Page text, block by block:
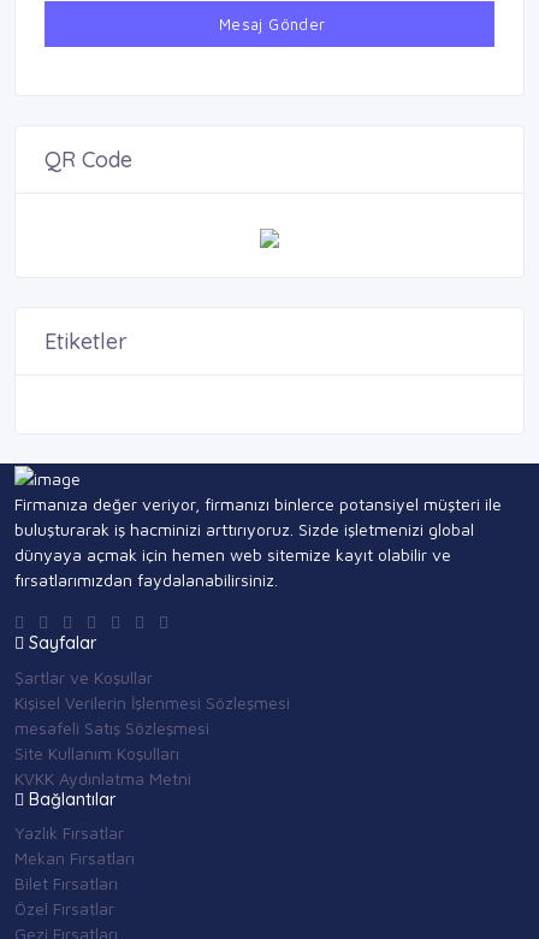
Mesaj Gönder
QR Code
Etiketler
Firmanıza değer veriyor, firmanızı binlerce potansiyel müşteri ile
buluşturarak iş hacminizi arttırıyoruz. Sizde işletmenizi global
dünyaya açmak için hemen web sitemize kayıt olabilir ve
fırsatlarımızdan faydalanabilirsiniz.
Sayfalar
Şartlar ve Koşullar
Kişisel Verilerin İşlenmesi Sözleşmesi
mesafeli Satış Sözleşmesi
Site Kullanım Koşulları
KVKK Aydınlatma Metni
Bağlantılar
Yazlık Fırsatlar
Mekan Fırsatları
Bilet Fırsatları
Özel Fırsatlar
Gezi Fırsatları